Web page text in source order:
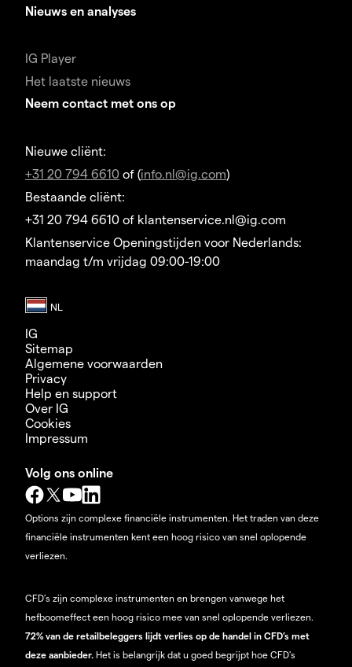
Nieuws en analyses
IG Player
Het laatste nieuws
Neem contact met ons op
Nieuwe cliënt:
+31 20 794 6610 of (info.nl@ig.com)
Bestaande cliënt:
+31 20 794 6610 of klantenservice.nl@ig.com
Klantenservice Openingstijden voor Nederlands:
maandag t/m vrijdag 09:00-19:00
IG
Sitemap
Algemene voorwaarden
Privacy
Help en support
Over IG
Cookies
Impressum
Volg ons online
Options zijn complexe financiële instrumenten. Het traden van deze
financiële instrumenten kent een hoog risico van snel oplopende
verliezen.
CFD’s zijn complexe instrumenten en brengen vanwege het
hefboomeffect een hoog risico mee van snel oplopende verliezen.
72% van de retailbeleggers lijdt verlies op de handel in CFD’s met
deze aanbieder. Het is belangrijk dat u goed begrijpt hoe CFD's